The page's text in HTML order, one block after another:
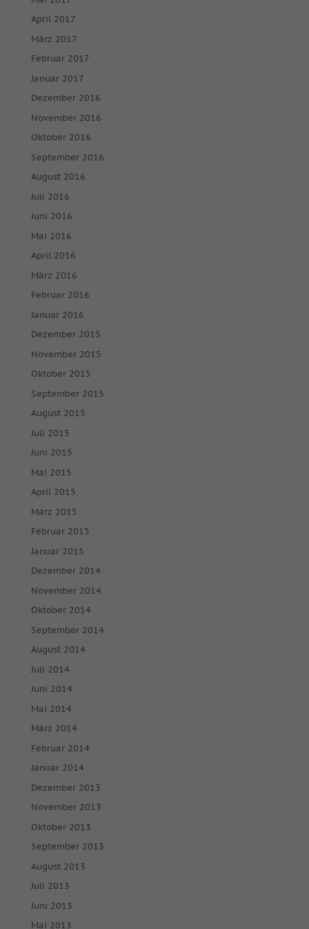
April 2017
März 2017
Februar 2017
Januar 2017
Dezember 2016
November 2016
Oktober 2016
September 2016
August 2016
Juli 2016
Juni 2016
Mai 2016
April 2016
März 2016
Februar 2016
Januar 2016
Dezember 2015
November 2015
Oktober 2015
September 2015
August 2015
Juli 2015
Juni 2015
Mai 2015
April 2015
März 2015
Februar 2015
Januar 2015
Dezember 2014
November 2014
Oktober 2014
September 2014
August 2014
Juli 2014
Juni 2014
Mai 2014
März 2014
Februar 2014
Januar 2014
Dezember 2013
November 2013
Oktober 2013
September 2013
August 2013
Juli 2013
Juni 2013
Mai 2013
powered by Borlabs Cookie